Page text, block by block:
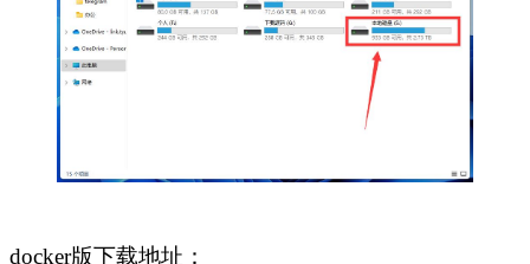
docker版下载地址：